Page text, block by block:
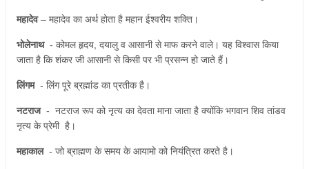
महादेव– महादेव का अर्थ होता है महान ईश्वरीय शक्ति।
भोलेनाथ - कोमल हृदय, दयालु व आसानी से माफ करने वाले। यह विश्वास किया
जाता है कि शंकर जी आसानी से किसी पर भी प्रसन्न हो जाते हैं।
लिंगम - लिंग पूरे ब्रह्मांड का प्रतीक है।
नटराज - नटराज रूप को नृत्य का देवता माना जाता है क्योंकि भगवान शिव तांडव
नृत्य के प्रेमी है।
महाकाल - जो ब्राह्मण के समय के आयामो को नियंत्रित करते है।